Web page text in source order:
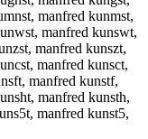
manfred kunmst,
manfred kunswt,
manfred kunszt,
manfred kunsct,
manfred kunstf,
manfred kunsth,
manfred kunst5,